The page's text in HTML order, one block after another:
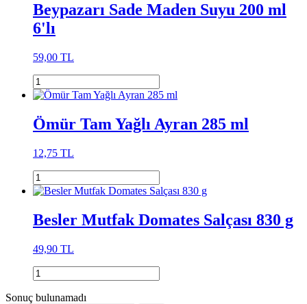
Beypazarı Sade Maden Suyu 200 ml
6'lı
59,00 TL
Ömür Tam Yağlı Ayran 285 ml
12,75 TL
Besler Mutfak Domates Salçası 830 g
49,90 TL
Sonuç bulunamadı